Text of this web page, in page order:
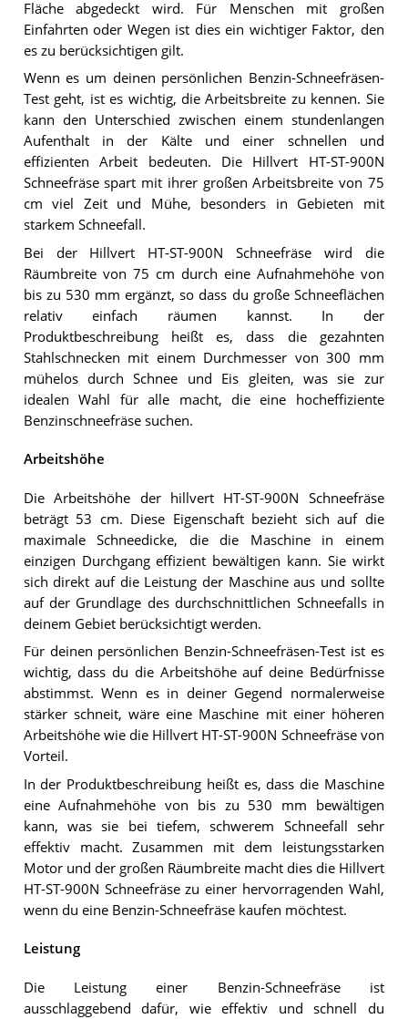
Fläche abgedeckt wird. Für Menschen mit großen
Einfahrten oder Wegen ist dies ein wichtiger Faktor, den
es zu berücksichtigen gilt.
Wenn es um deinen persönlichen Benzin-Schneefräsen-
Test geht, ist es wichtig, die Arbeitsbreite zu kennen. Sie
kann den Unterschied zwischen einem stundenlangen
Aufenthalt in der Kälte und einer schnellen und
effizienten Arbeit bedeuten. Die Hillvert HT-ST-900N
Schneefräse spart mit ihrer großen Arbeitsbreite von 75
cm viel Zeit und Mühe, besonders in Gebieten mit
starkem Schneefall.
Bei der Hillvert HT-ST-900N Schneefräse wird die
Räumbreite von 75 cm durch eine Aufnahmehöhe von
bis zu 530 mm ergänzt, so dass du große Schneeflächen
relativ einfach räumen kannst. In der
Produktbeschreibung heißt es, dass die gezahnten
Stahlschnecken mit einem Durchmesser von 300 mm
mühelos durch Schnee und Eis gleiten, was sie zur
idealen Wahl für alle macht, die eine hocheffiziente
Benzinschneefräse suchen.
Arbeitshöhe
Die Arbeitshöhe der hillvert HT-ST-900N Schneefräse
beträgt 53 cm. Diese Eigenschaft bezieht sich auf die
maximale Schneedicke, die die Maschine in einem
einzigen Durchgang effizient bewältigen kann. Sie wirkt
sich direkt auf die Leistung der Maschine aus und sollte
auf der Grundlage des durchschnittlichen Schneefalls in
deinem Gebiet berücksichtigt werden.
Für deinen persönlichen Benzin-Schneefräsen-Test ist es
wichtig, dass du die Arbeitshöhe auf deine Bedürfnisse
abstimmst. Wenn es in deiner Gegend normalerweise
stärker schneit, wäre eine Maschine mit einer höheren
Arbeitshöhe wie die Hillvert HT-ST-900N Schneefräse von
Vorteil.
In der Produktbeschreibung heißt es, dass die Maschine
eine Aufnahmehöhe von bis zu 530 mm bewältigen
kann, was sie bei tiefem, schwerem Schneefall sehr
effektiv macht. Zusammen mit dem leistungsstarken
Motor und der großen Räumbreite macht dies die Hillvert
HT-ST-900N Schneefräse zu einer hervorragenden Wahl,
wenn du eine Benzin-Schneefräse kaufen möchtest.
Leistung
Die Leistung einer Benzin-Schneefräse ist
ausschlaggebend dafür, wie effektiv und schnell du